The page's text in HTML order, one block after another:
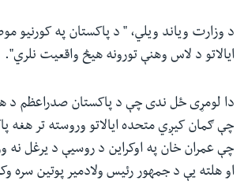
د وزارت ویاند ویلي، " د پاکستان په کورنیو
ایالاتو د لاس وهنې تورونه هیڅ واقعیت نلري".
دا لومړی ځل ندی چې د پاکستان صدراعظم د
چې ګمان کیږي متحده ایالاتو وروسته تر هغه
چې عمران خان په اوکراین د روسیې د یرغل نه
او هلته یې د جمهور رئیس ولادمیر پوتین سره